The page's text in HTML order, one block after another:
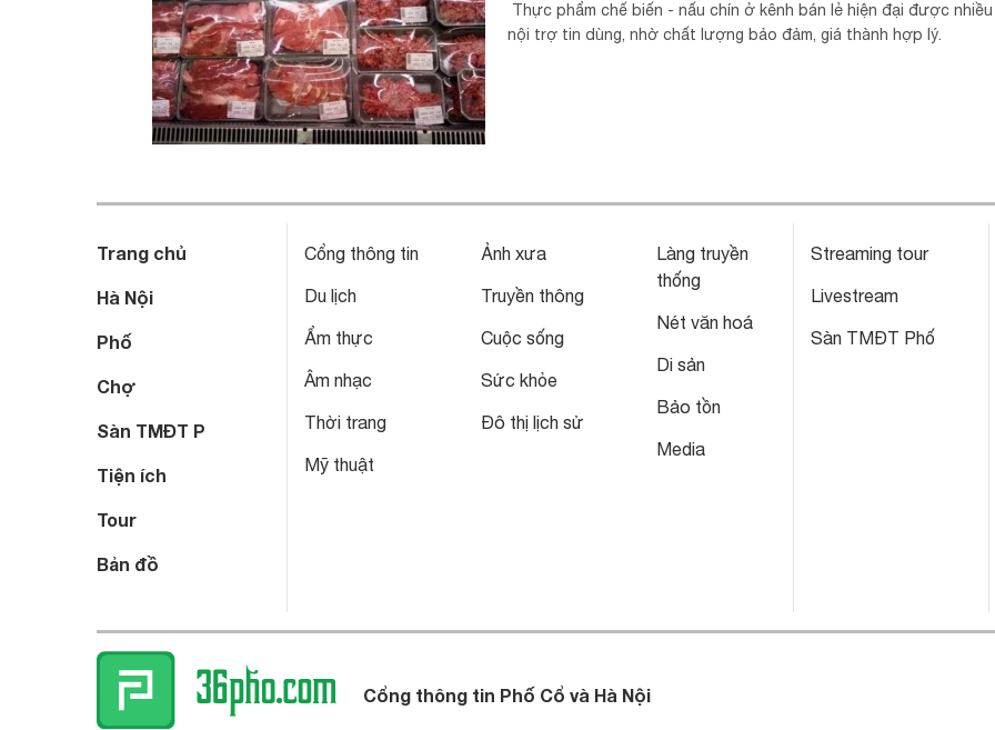
Thực phẩm chế biến - nấu chín ở kênh bán lẻ hiện đại được
nội trợ tin dùng, nhờ chất lượng bảo đảm, giá thành hợp lý.
Trang chủ
Hà Nội
Phố
Chợ
Sàn TMĐT P
Tiện ích
Tour
Bản đồ
Cổng thông tin
Du lịch
Ẩm thực
Âm nhạc
Thời trang
Mỹ thuật
Ảnh xưa
Truyền thông
Cuộc sống
Sức khỏe
Đô thị lịch sử
Làng truyền
thống
Nét văn hoá
Di sản
Bảo tồn
Media
Streaming tour
Livestream
Sàn TMĐT Phố
Cổng thông tin Phố Cổ và Hà Nội